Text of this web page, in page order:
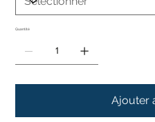
Quantité
Ajouter